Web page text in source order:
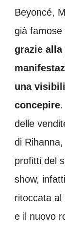
Beyoncé,
già famose
grazie
una
concepire
delle
di
profitti del
show,
ritoccata al
e il nuovo